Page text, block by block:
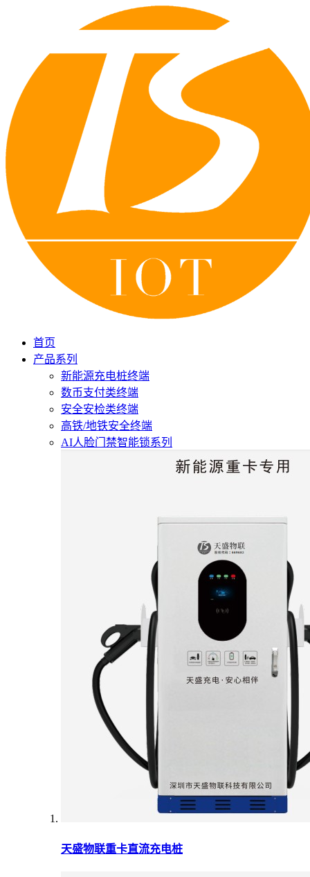
首页
产品系列
新能源充电桩终端
数币支付类终端
安全安检类终端
高铁/地铁安全终端
AI人脸门禁智能锁系列
天盛物联重卡直流充电桩